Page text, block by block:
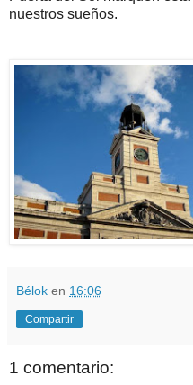
nuestros sueños.
Bélok en 16:06
Compartir
1 comentario: